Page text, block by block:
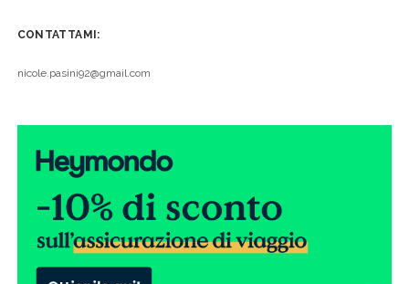
CONTATTAMI:
nicole.pasini92@gmail.com